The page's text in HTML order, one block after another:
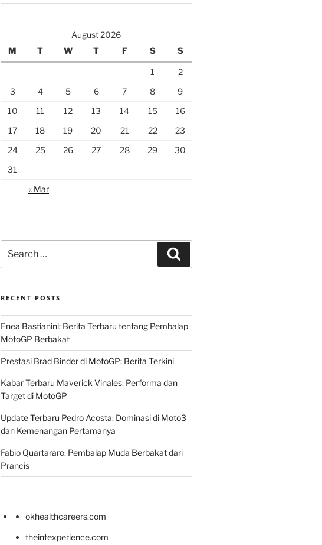
August 2026
M
T W T F S S
1
2
3
4 5 6 7 8
9
10
11 12 13 14 15
16
17
18 19 20 21 22
23
24
25 26 27 28 29
30
31
« Mar
for:
RECENT POSTS
Enea Bastianini: Berita Terbaru tentang Pembalap
MotoGP Berbakat
Prestasi Brad Binder di MotoGP: Berita Terkini
Kabar Terbaru Maverick Vinales: Performa dan
Target di MotoGP
Update Terbaru Pedro Acosta: Dominasi di Moto3
dan Kemenangan Pertamanya
Fabio Quartararo: Pembalap Muda Berbakat dari
Prancis
okhealthcareers.com
theintexperience.com